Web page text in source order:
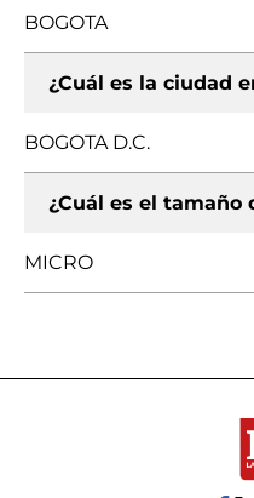
BOGOTA
¿Cuál es la ciudad
BOGOTA D.C.
¿Cuál es el tamaño
MICRO